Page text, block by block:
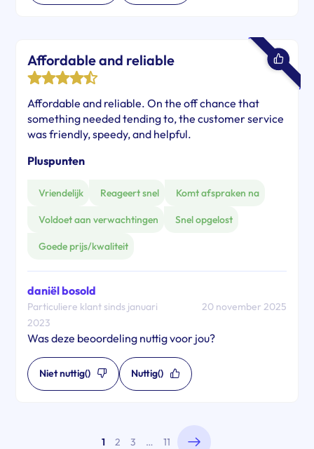
Affordable and reliable
Affordable and reliable. On the off chance that
something needed tending to, the customer service
was friendly, speedy, and helpful.
Pluspunten
Vriendelijk Reageert snel Komt afspraken na
Voldoet aan verwachtingen Snel opgelost
Goede prijs/kwaliteit
daniël bosold
Particuliere klant sinds januari
2023
20 november 2025
Was deze beoordeling nuttig voor jou?
Niet nuttig() Nuttig()
1 2 3 … 11